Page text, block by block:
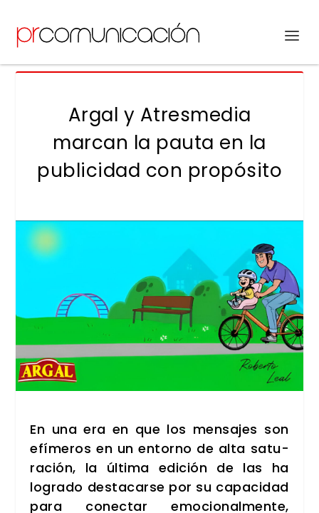
Argal y Atresmedia
marcan la pauta en la
publicidad con propósito
En una era en que los men­sa­jes son
efí­me­ros en un entorno de alta satu­
ra­ción, la últi­ma edi­ción de las ha
logra­do des­ta­car­se por su capa­ci­dad
para conec­tar emo­cio­nal­men­te,